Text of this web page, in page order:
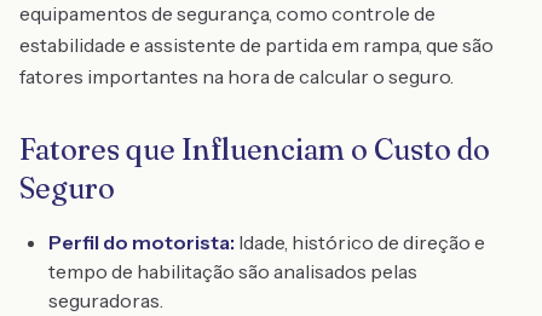
equipamentos de segurança, como controle de
estabilidade e assistente de partida em rampa, que são
fatores importantes na hora de calcular o seguro.
Fatores que Influenciam o Custo do
Seguro
Perfil do motorista: Idade, histórico de direção e
tempo de habilitação são analisados pelas
seguradoras.